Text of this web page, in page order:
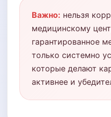
Важно: нельзя
медицинскому
гарантированное
только системно
которые делают
активнее и